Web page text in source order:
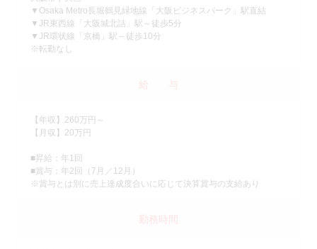
▼Osaka Metro長堀鶴見緑地線「大阪ビジネスパーク」駅直結
▼JR東西線「大阪城北詰」駅～徒歩5分
▼JR環状線「京橋」駅～徒歩10分
※転勤なし
給 与
【年収】260万円～
【月収】20万円
■昇給：年1回
■賞与：年2回（7月／12月）
※賞与とは別に売上達成度合いに応じて決算賞与の支給あり
勤務時間